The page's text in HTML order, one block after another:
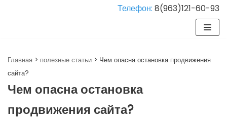
Телефон: 8(963)121-60-93
Главная > полезные статьи > Чем опасна остановка продвижения
сайта?
Чем опасна остановка
продвижения сайта?